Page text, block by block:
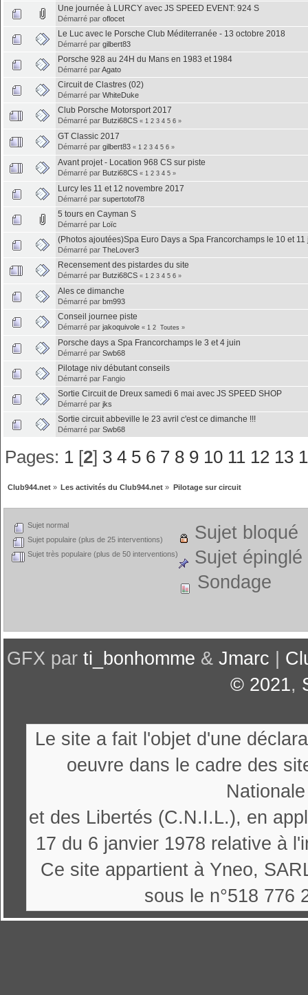
Une journée à LURCY avec JS SPEED EVENT: 924 S
Démarré par oflocet
Le Luc avec le Porsche Club Méditerranée - 13 octobre 2018
Démarré par gilbert83
Porsche 928 au 24H du Mans en 1983 et 1984
Démarré parAgato
Circuit de Clastres (02)
Démarré par WhiteDuke
Club Porsche Motorsport 2017
Démarré par Butzi68CS « 1 2 3 4 5 6»
GT Classic 2017
Démarré par gilbert83 « 1 2 3 4 5 6»
Avant projet - Location 968 CS sur piste
Démarré par Butzi68CS « 1 2 3 4 5»
Lurcy les 11 et 12 novembre 2017
Démarré par supertotof78
5 tours en Cayman S
Démarré par Loïc
(Photos ajoutées)Spa Euro Days a Spa Francorchamps le 10 et 11
Démarré par TheLover3
Recensement des pistardes du site
Démarré par Butzi68CS « 1 2 3 4 5 6»
Ales ce dimanche
Démarré par bm993
Conseil journee piste
Démarré par jakoquivole « 1 2 Toutes »
Porsche days a Spa Francorchamps le 3 et 4 juin
Démarré par Swb68
Pilotage niv débutant conseils
Démarré par Fangio
Sortie Circuit de Dreux samedi 6 mai avec JS SPEED SHOP
Démarré par jks
Sortie circuit abbeville le 23 avril c'est ce dimanche !!!
Démarré par Swb68
Pages: 1 [2] 3 4 5 6 7 8 9 10 11 12 13
Club944.net» Les activités du Club944.net » Pilotage sur circuit
Sujet normal
Sujet populaire (plus de 25 interventions)
Sujet très populaire (plus de 50 interventions)
Sujet bloqué
Sujet épinglé
Sondage
GFX par ti_bonhomme & Jmarc
© 2021,
Le site a fait l'objet d'une
oeuvre dans le cadre des
et des Libertés (C.N.I.L.), en
17 du 6 janvier 1978 relative à
Ce site appartient à Yneo,
sous le n°518 776